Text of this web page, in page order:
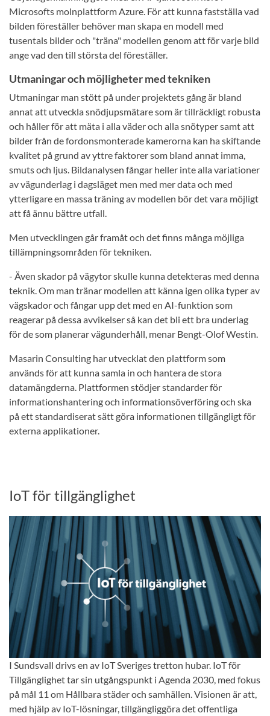
Microsofts molnplattform Azure. För att kunna fastställa vad
bilden föreställer behöver man skapa en modell med
tusentals bilder och "träna" modellen genom att för varje bild
ange vad den till största del föreställer.
Utmaningar och möjligheter med tekniken
Utmaningar man stött på under projektets gång är bland
annat att utveckla snödjupsmätare som är tillräckligt robusta
och håller för att mäta i alla väder och alla snötyper samt att
bilder från de fordonsmonterade kamerorna kan ha skiftande
kvalitet på grund av yttre faktorer som bland annat imma,
smuts och ljus. Bildanalysen fångar heller inte alla variationer
av vägunderlag i dagsläget men med mer data och med
ytterligare en massa träning av modellen bör det vara möjligt
att få ännu bättre utfall.
Men utvecklingen går framåt och det finns många möjliga
tillämpningsområden för tekniken.
- Även skador på vägytor skulle kunna detekteras med denna
teknik. Om man tränar modellen att känna igen olika typer av
vägskador och fångar upp det med en AI-funktion som
reagerar på dessa avvikelser så kan det bli ett bra underlag
för de som planerar vägunderhåll, menar Bengt-Olof Westin.
Masarin Consulting har utvecklat den plattform som
används för att kunna samla in och hantera de stora
datamängderna. Plattformen stödjer standarder för
informationshantering och informationsöverföring och ska
på ett standardiserat sätt göra informationen tillgängligt för
externa applikationer.
IoT för tillgänglighet
I Sundsvall drivs en av IoT Sveriges tretton hubar. IoT för
Tillgänglighet tar sin utgångspunkt i Agenda 2030, med fokus
på mål 11 om Hållbara städer och samhällen. Visionen är att,
med hjälp av IoT-lösningar, tillgängliggöra det offentliga